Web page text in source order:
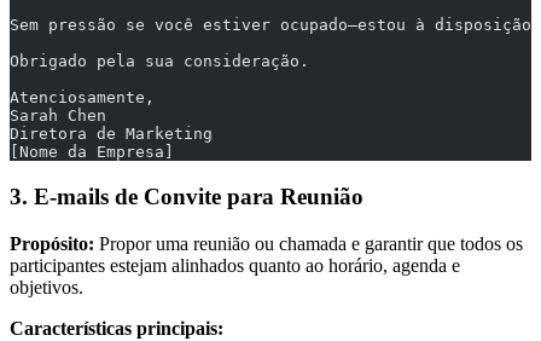
Sem pressão se você estiver ocupado—estou à
Obrigado pela sua consideração.
Atenciosamente,
Sarah Chen
Diretora de Marketing
[Nome da Empresa]
3. E-mails de Convite para Reunião
Propósito: Propor uma reunião ou chamada e garantir que todos os
participantes estejam alinhados quanto ao horário, agenda e
objetivos.
Características principais: